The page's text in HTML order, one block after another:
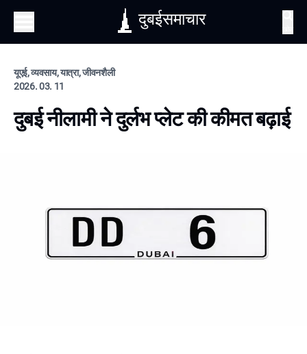
दुबईसमाचार
यूएई, व्यवसाय, यात्रा, जीवनशैली
2026. 03. 11
दुबई नीलामी ने दुर्लभ प्लेट की कीमत बढ़ाई